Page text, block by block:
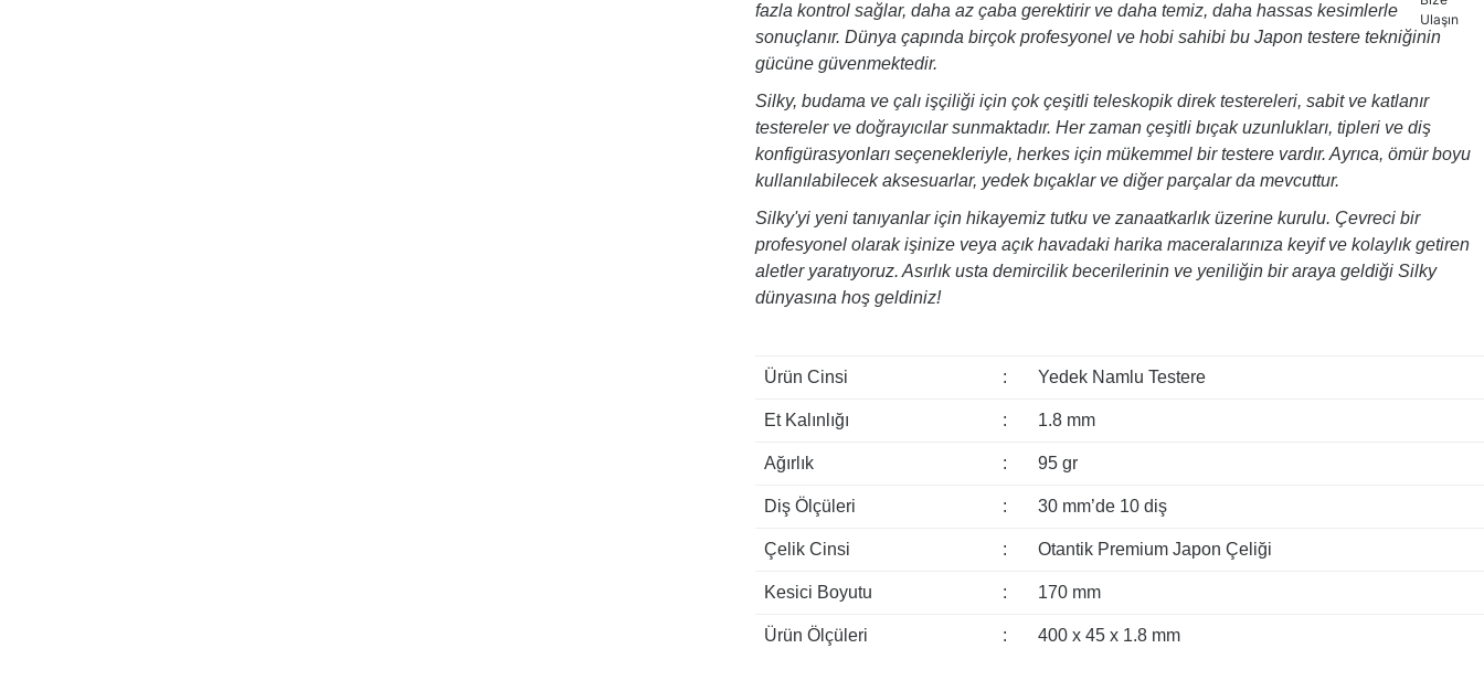
fazla kontrol sağlar, daha az çaba gerektirir ve daha temiz, daha hassas kesimlerle
sonuçlanır. Dünya çapında birçok profesyonel ve hobi sahibi bu Japon testere tekniğinin
gücüne güvenmektedir.
Silky, budama ve çalı işçiliği için çok çeşitli teleskopik direk testereleri, sabit ve katlanır
testereler ve doğrayıcılar sunmaktadır. Her zaman çeşitli bıçak uzunlukları, tipleri ve diş
konfigürasyonları seçenekleriyle, herkes için mükemmel bir testere vardır. Ayrıca, ömür boyu
kullanılabilecek aksesuarlar, yedek bıçaklar ve diğer parçalar da mevcuttur.
Silky'yi yeni tanıyanlar için hikayemiz tutku ve zanaatkarlık üzerine kurulu. Çevreci bir
profesyonel olarak işinize veya açık havadaki harika maceralarınıza keyif ve kolaylık getiren
aletler yaratıyoruz. Asırlık usta demircilik becerilerinin ve yeniliğin bir araya geldiği Silky
dünyasına hoş geldiniz!
Ürün Cinsi : Yedek Namlu Testere
Et Kalınlığı : 1.8 mm
Ağırlık : 95 gr
Diş Ölçüleri : 30 mm’de 10 diş
Çelik Cinsi : Otantik Premium Japon Çeliği
Kesici Boyutu : 170 mm
Ürün Ölçüleri : 400 x 45 x 1.8 mm